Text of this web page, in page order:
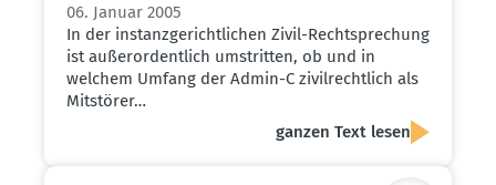
06. Januar 2005
In der instanzgerichtlichen Zivil-Rechtsprechung
ist außerordentlich umstritten, ob und in
welchem Umfang der Admin-C zivilrechtlich als
Mitstörer…
ganzen Text lesen